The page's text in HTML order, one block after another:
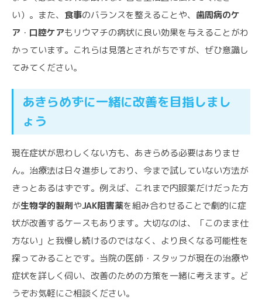
い）。また、 食事のバランスを整えることや、 歯周病のケ
ア ・ 口腔ケアもリウマチの病状に良い効果を与えることがわ
かっています。これらは見落とされがちですが、ぜひ意識し
てみてください。
あきらめずに一緒に改善を目指しまし
ょう
現在症状が思わしくない方も、あきらめる必要はありませ
ん。治療法は日々進歩しており、今まで試していない方法が
きっとあるはずです。例えば、これまで内服薬だけだった方
が生物学的製剤やJAK阻害薬を組み合わせることで劇的に症
状が改善するケースもあります。大切なのは、「このまま仕
方ない」と我慢し続けるのではなく、より良くなる可能性を
探ってみることです。当院の医師・スタッフが現在の治療や
症状を詳しく伺い、改善のための方策を一緒に考えます。ど
うぞお気軽にご相談ください。